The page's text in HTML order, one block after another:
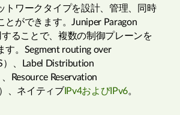
トワークタイプを設計、管理、同時
とができます。Juniper Paragon
ることで、複数の制御プレーンを
す。Segment routing over
）、Label Distribution
Resource Reservation
、ネイティブ IPv4およびIPv6。